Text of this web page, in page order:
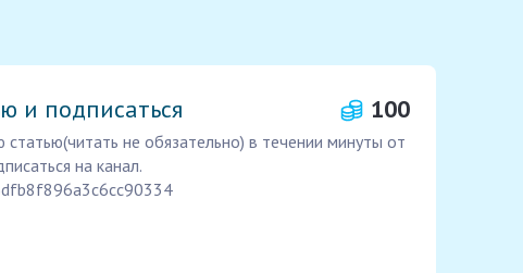
и подписаться 100
не обязательно) в течении минуты от
на канал.